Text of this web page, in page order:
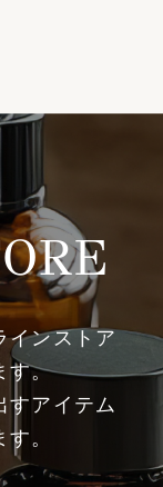
インストア
す。
すアイテム
。